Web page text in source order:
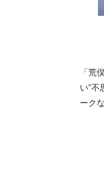
「荒
い”不
ーク